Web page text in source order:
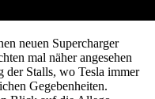
neuen Supercharger
mal näher angesehen
Stalls, wo Tesla immer
Gegebenheiten.